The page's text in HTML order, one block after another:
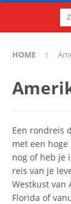
HOME
Een rondreis
met een
nog of heb je
reis van je
Westkust van
Florida of